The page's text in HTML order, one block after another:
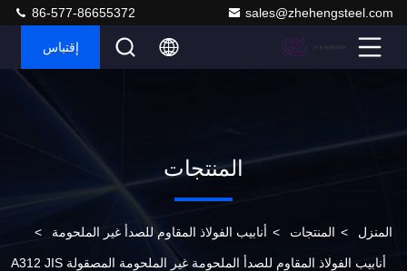
sales@zhehengsteel.com
86-577-86655372
إقتباس
المنتجات
المنزل > المنتجات > أنابيب الفولاذ المقاوم للصدأ غير الملحومة >
أنابيب الفولاذ المقاوم للصدأ الملحومة غير الملحومة المصقولة A312 JIS